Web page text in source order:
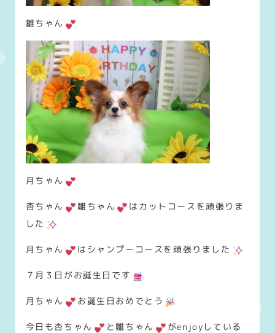
雛ちゃん
月ちゃん
杏ちゃん 雛ちゃん
はカットコースを頑張りま
した
月ちゃん はシャンプーコースを頑張りました
７月３日がお誕生日です
月ちゃん お誕生日おめでとう
今日も杏ちゃん と雛ちゃん がenjoyしている